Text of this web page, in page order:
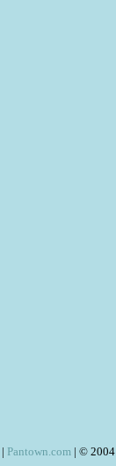
| Pantown.com | © 2004